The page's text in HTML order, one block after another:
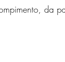
da